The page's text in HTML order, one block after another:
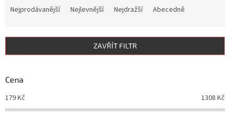
í
r
o
d
u
Nejprodávanější Nejlevnější Nejdražší Abecedně
ZAVŘÍT FILTR
Cena
179Kč 1308 Kč